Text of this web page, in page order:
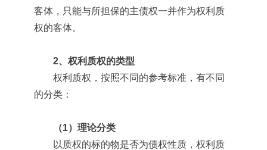
客体，只能与所担保的主债权一并作为权利质
权的客体。
2、权利质权的类型
权利质权，按照不同的参考标准，有不同
的分类：
（1）理论分类
以质权的标的物是否为债权性质，权利质